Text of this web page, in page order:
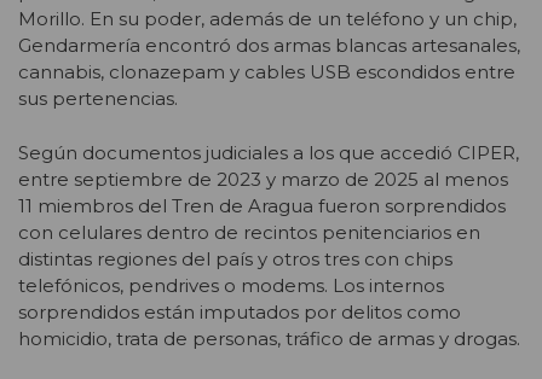
Morillo. En su poder, además de un teléfono y un chip,
Gendarmería encontró dos armas blancas artesanales,
cannabis, clonazepam y cables USB escondidos entre
sus pertenencias.
Según documentos judiciales a los que accedió CIPER,
entre septiembre de 2023 y marzo de 2025 al menos
11 miembros del Tren de Aragua fueron sorprendidos
con celulares dentro de recintos penitenciarios en
distintas regiones del país y otros tres con chips
telefónicos, pendrives o modems. Los internos
sorprendidos están imputados por delitos como
homicidio, trata de personas, tráfico de armas y drogas.